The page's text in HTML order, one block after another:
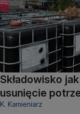
Składowisko
usunięcie
K. Kamieniarz